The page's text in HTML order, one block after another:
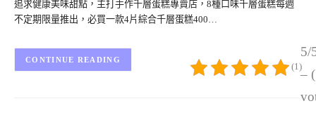
追求健康美味甜點，主打手作千層蛋糕專賣店，8種口味千層蛋糕每週
不定期限量推出，必買一款4片綜合千層蛋糕400…
5/
–
(1)
CONTINUE READING